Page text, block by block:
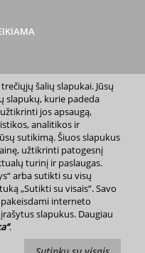
ir platinti
sutikimo draudžiama.
šalių slapukai. Jūsų
slapukų, kurie padeda
jos apsaugą,
analitikos ir
sutikimą. Šiuos slapukus
užtikrinti patogesnį
turinį ir paslaugas.
arba sutikti su visų
„Sutikti su visais“. Savo
interneto
slapukus. Daugiau
.